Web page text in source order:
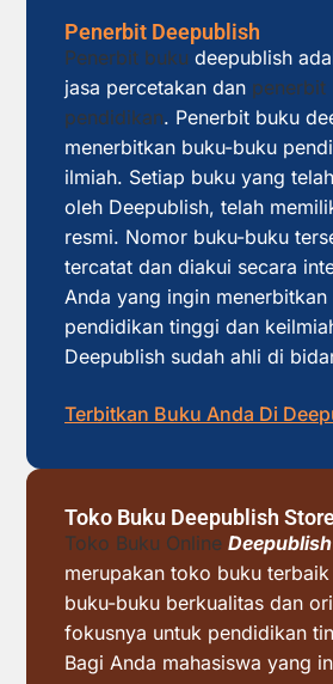
Penerbit Deepublish
Penerbit buku deepublish
jasa percetakan dan penerbit
pendidikan. Penerbit buku
menerbitkan buku-buku
ilmiah. Setiap buku yang
oleh Deepublish, telah
resmi. Nomor buku-buku
tercatat dan diakui secara
Anda yang ingin
pendidikan tinggi dan
Deepublish sudah ahli di
Terbitkan Buku Anda Di
Toko Buku Deepublish
Toko Buku Online
merupakan toko buku
buku-buku berkualitas dan
fokusnya untuk pendidikan
Bagi Anda mahasiswa yang